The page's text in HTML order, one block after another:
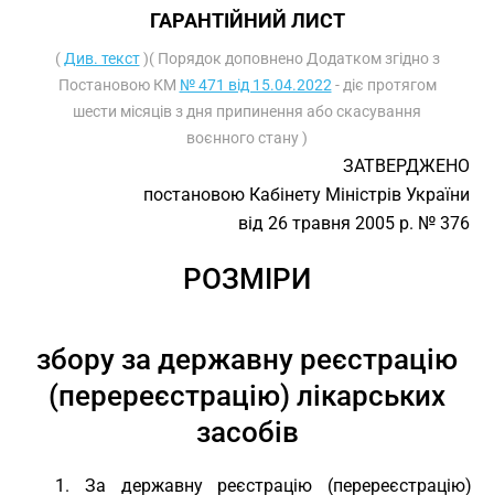
ГАРАНТІЙНИЙ ЛИСТ
( Див. текст)( Порядок доповнено Додатком згідно з
Постановою КМ № 471 від 15.04.2022 - діє протягом
шести місяців з дня припинення або скасування
воєнного стану )
ЗАТВЕРДЖЕНО
постановою Кабінету Міністрів України
від 26 травня 2005 р. № 376
РОЗМІРИ
збору за державну реєстрацію
(перереєстрацію) лікарських
засобів
1. За державну реєстрацію (перереєстрацію)